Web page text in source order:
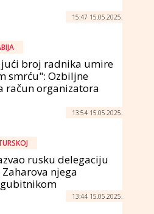
15:47 15.05.2025.
broj radnika umire
smrću": Ozbiljne
račun organizatora
13:54 15.05.2025.
rusku delegaciju
njega
13:44 15.05.2025.